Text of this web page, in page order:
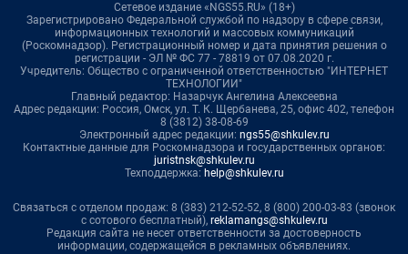
Сетевое издание «NGS55.RU» (18+)
Зарегистрировано Федеральной службой по надзору в сфере связи,
информационных технологий и массовых коммуникаций
(Роскомнадзор). Регистрационный номер и дата принятия решения о
регистрации - ЭЛ № ФС 77 - 78819 от 07.08.2020 г.
Учредитель: Общество с ограниченной ответственностью "ИНТЕРНЕТ
ТЕХНОЛОГИИ"
Главный редактор: Назарчук Ангелина Алексеевна
Адрес редакции: Россия, Омск, ул. Т. К. Щербанева, 25, офис 402, телефон
8 (3812) 38-08-69
Электронный адрес редакции: ngs55@shkulev.ru
Контактные данные для Роскомнадзора и государственных органов:
juristnsk@shkulev.ru
Техподдержка: help@shkulev.ru
Связаться с отделом продаж: 8 (383) 212-52-52, 8 (800) 200-03-83 (звонок
с сотового бесплатный), reklamangs@shkulev.ru
Редакция сайта не несет ответственности за достоверность
информации, содержащейся в рекламных объявлениях.